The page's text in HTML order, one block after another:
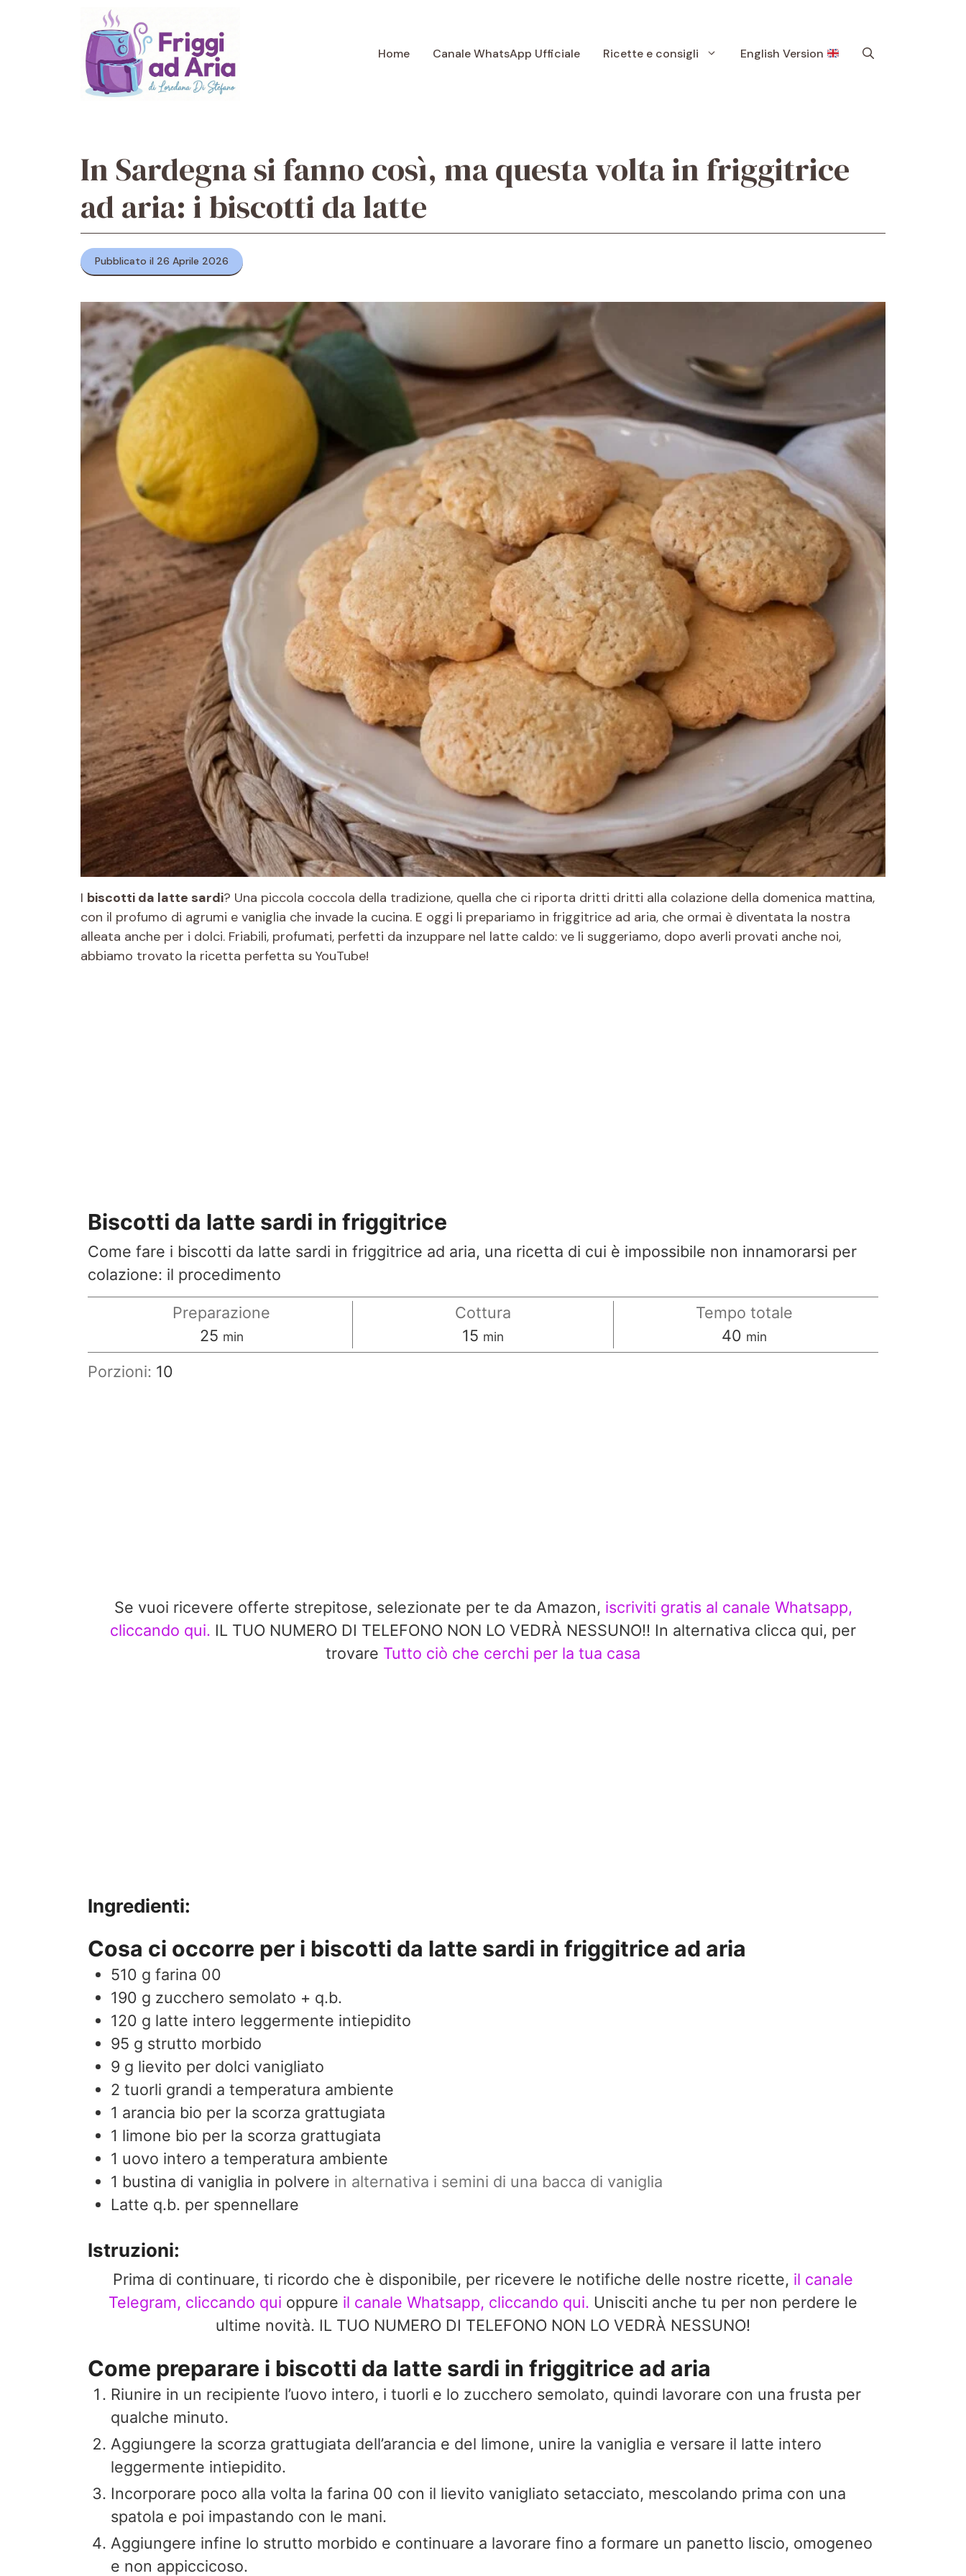
Home Canale WhatsApp Ufficiale Ricette e consigli English Version
In Sardegna si fanno così, ma questa volta in friggitrice
ad aria: i biscotti da latte
Pubblicato il 26 Aprile 2026
I biscotti da latte sardi? Una piccola coccola della tradizione, quella che ci riporta dritti dritti alla colazione della domenica mattina,
con il profumo di agrumi e vaniglia che invade la cucina. E oggi li prepariamo in friggitrice ad aria, che ormai è diventata la nostra
alleata anche per i dolci. Friabili, profumati, perfetti da inzuppare nel latte caldo: ve li suggeriamo, dopo averli provati anche noi,
abbiamo trovato la ricetta perfetta su YouTube!
Biscotti da latte sardi in friggitrice
Come fare i biscotti da latte sardi in friggitrice ad aria, una ricetta di cui è impossibile non innamorarsi per
colazione: il procedimento
Preparazione
25minuti
min
Cottura
15 minuti
min
Tempo totale
40 minuti
min
Porzioni: 10
Se vuoi ricevere offerte strepitose, selezionate per te da Amazon, iscriviti gratis al canale Whatsapp,
cliccando qui. IL TUO NUMERO DI TELEFONO NON LO VEDRÀ NESSUNO!! In alternativa clicca qui, per
trovare Tutto ciò che cerchi per la tua casa
Ingredienti:
Cosa ci occorre per i biscotti da latte sardi in friggitrice ad aria
510 g farina 00
190 g zucchero semolato + q.b.
120 g latte intero leggermente intiepidito
95 g strutto morbido
9 g lievito per dolci vanigliato
2 tuorli grandi a temperatura ambiente
1 arancia bio per la scorza grattugiata
1 limone bio per la scorza grattugiata
1 uovo intero a temperatura ambiente
1 bustina di vaniglia in polvere in alternativa i semini di una bacca di vaniglia
Latte q.b. per spennellare
Istruzioni:
Prima di continuare, ti ricordo che è disponibile, per ricevere le notifiche delle nostre ricette, il canale
Telegram, cliccando qui oppure il canale Whatsapp, cliccando qui. Unisciti anche tu per non perdere le
ultime novità. IL TUO NUMERO DI TELEFONO NON LO VEDRÀ NESSUNO!
Come preparare i biscotti da latte sardi in friggitrice ad aria
Riunire in un recipiente l’uovo intero, i tuorli e lo zucchero semolato, quindi lavorare con una frusta per
qualche minuto.
Aggiungere la scorza grattugiata dell’arancia e del limone, unire la vaniglia e versare il latte intero
leggermente intiepidito.
Incorporare poco alla volta la farina 00 con il lievito vanigliato setacciato, mescolando prima con una
spatola e poi impastando con le mani.
Aggiungere infine lo strutto morbido e continuare a lavorare fino a formare un panetto liscio, omogeneo
e non appiccicoso.